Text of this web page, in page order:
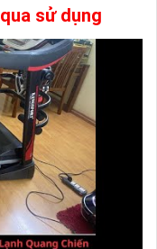
sử dụng